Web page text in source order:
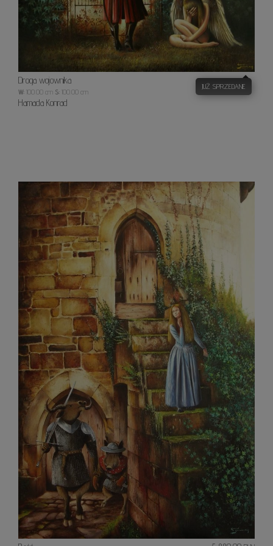
Droga wojownika
W: 100.00 cm S: 100.00 cm
Hamada Konrad
JUŻ SPRZEDANE
Baśń